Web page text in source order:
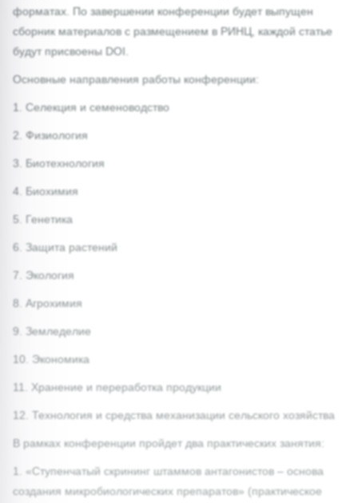
форматах. По завершении конференции будет выпущен
сборник материалов с размещением в РИНЦ, каждой статье
будут присвоены DOI.
Основные направления работы конференции:
1. Селекция и семеноводство
2. Физиология
3. Биотехнология
4. Биохимия
5. Генетика
6. Защита растений
7. Экология
8. Агрохимия
9. Земледелие
10. Экономика
11. Хранение и переработка продукции
12. Технология и средства механизации сельского хозяйства
В рамках конференции пройдет два практических занятия:
1. «Ступенчатый скрининг штаммов антагонистов – основа
создания микробиологических препаратов» (практическое